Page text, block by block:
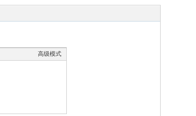
高级模式